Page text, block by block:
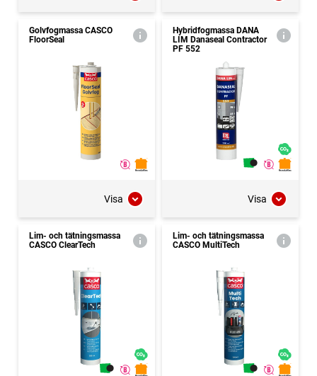
Golvfogmassa CASCO
FloorSeal
Visa
Hybridfogmassa DANA
LIM Danaseal Contractor
PF 552
Visa
Lim- och tätningsmassa
CASCO ClearTech
Lim- och tätningsmassa
CASCO MultiTech